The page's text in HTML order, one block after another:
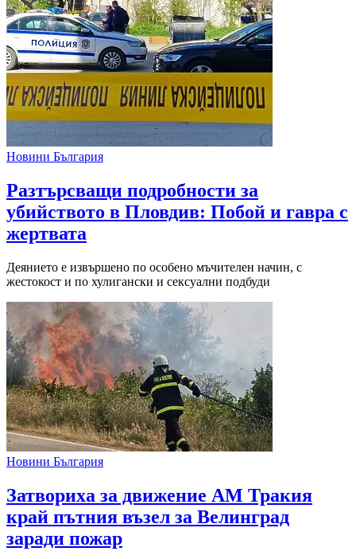
Новини България
Разтърсващи подробности за
убийството в Пловдив: Побой и гавра с
жертвата
Деянието е извършено по особено мъчителен начин, с
жестокост и по хулигански и сексуални подбуди
Новини България
Затвориха за движение АМ Тракия
край пътния възел за Велинград
заради пожар